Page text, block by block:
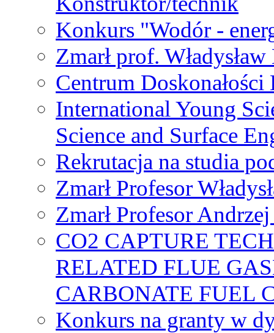
Konkurs "Wodór -
Zmarł prof.
Centrum
International Young
Science and Surface
Rekrutacja na studia
Zmarł Profesor
Zmarł Profesor
CO2 CAPTURE
RELATED FLUE
CARBONATE FUEL
Konkurs na granty w